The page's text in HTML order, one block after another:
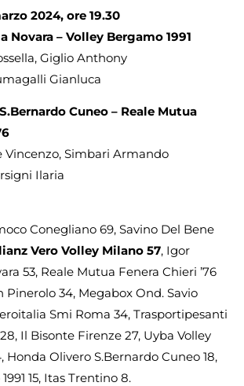
2024, ore 19.30
Novara – Volley Bergamo 1991
Giglio Anthony
Gianluca
Cuneo – Reale Mutua
Vincenzo, Simbari Armando
Ilaria
Conegliano 69, Savino Del Bene
Vero Volley Milano 57, Igor
53, Reale Mutua Fenera Chieri ’76
Pinerolo 34, Megabox Ond. Savio
Smi Roma 34, Trasportipesanti
Il Bisonte Firenze 27, Uyba Volley
Honda Olivero S.Bernardo Cuneo 18,
15, Itas Trentino 8.